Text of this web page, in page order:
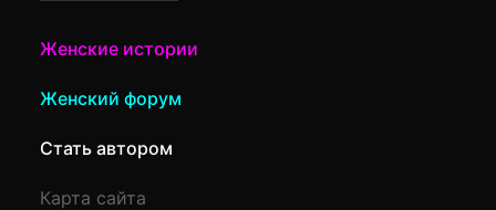
Женские истории
Женский форум
Стать автором
Карта сайта